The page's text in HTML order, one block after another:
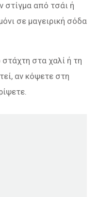
στίγμα από τσάι ή
σε μαγειρική σόδα
στα χαλί ή τη
αν κόψετε στη